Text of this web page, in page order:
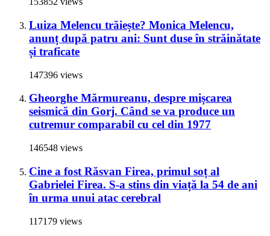
Luiza Melencu trăiește? Monica Melencu,
anunț după patru ani: Sunt duse în străinătate
și traficate
147396 views
Gheorghe Mărmureanu, despre mișcarea
seismică din Gorj. Când se va produce un
cutremur comparabil cu cel din 1977
146548 views
Cine a fost Răsvan Firea, primul soț al
Gabrielei Firea. S-a stins din viață la 54 de ani
în urma unui atac cerebral
117179 views